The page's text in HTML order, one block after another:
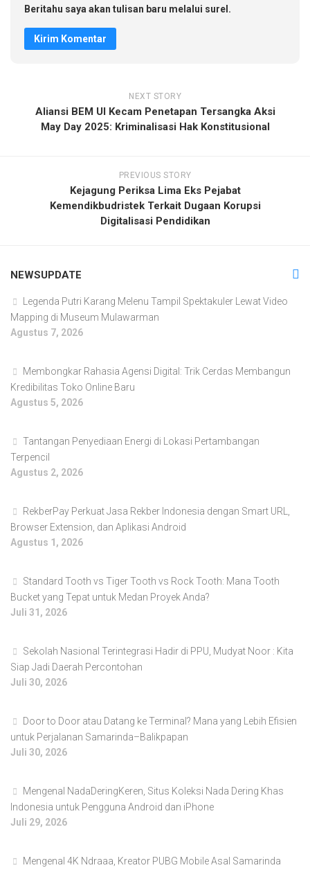
Beritahu saya akan tulisan baru melalui surel.
NEXT STORY
Aliansi BEM UI Kecam Penetapan Tersangka Aksi
May Day 2025: Kriminalisasi Hak Konstitusional
PREVIOUS STORY
Kejagung Periksa Lima Eks Pejabat
Kemendikbudristek Terkait Dugaan Korupsi
Digitalisasi Pendidikan
NEWSUPDATE
Legenda Putri Karang Melenu Tampil Spektakuler Lewat Video
Mapping di Museum Mulawarman
Agustus 7, 2026
Membongkar Rahasia Agensi Digital: Trik Cerdas Membangun
Kredibilitas Toko Online Baru
Agustus 5, 2026
Tantangan Penyediaan Energi di Lokasi Pertambangan
Terpencil
Agustus 2, 2026
RekberPay Perkuat Jasa Rekber Indonesia dengan Smart URL,
Browser Extension, dan Aplikasi Android
Agustus 1, 2026
Standard Tooth vs Tiger Tooth vs Rock Tooth: Mana Tooth
Bucket yang Tepat untuk Medan Proyek Anda?
Juli 31, 2026
Sekolah Nasional Terintegrasi Hadir di PPU, Mudyat Noor : Kita
Siap Jadi Daerah Percontohan
Juli 30, 2026
Door to Door atau Datang ke Terminal? Mana yang Lebih Efisien
untuk Perjalanan Samarinda–Balikpapan
Juli 30, 2026
Mengenal NadaDeringKeren, Situs Koleksi Nada Dering Khas
Indonesia untuk Pengguna Android dan iPhone
Juli 29, 2026
Mengenal 4K Ndraaa, Kreator PUBG Mobile Asal Samarinda